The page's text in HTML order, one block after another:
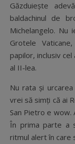
Găzduiește
baldachinul de
Michelangelo. Nu
Grotele
papilor, inclusiv
al II-lea.
Nu rata și
vrei să simți că ai
San Pietro e
În prima parte a
ritmul alert în care